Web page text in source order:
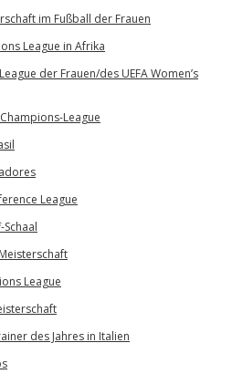
im Fußball der Frauen
League in Afrika
der Frauen/des UEFA Women’s
League
League
League
des Jahres in Italien